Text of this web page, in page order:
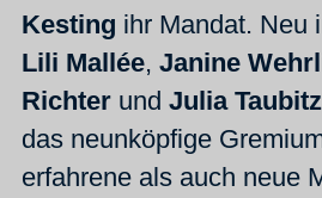
Kesting ihr Mandat. Neu
Lili Mallée, Janine
Richter und Julia Taubitz
das neunköpfige
erfahrene als auch neue